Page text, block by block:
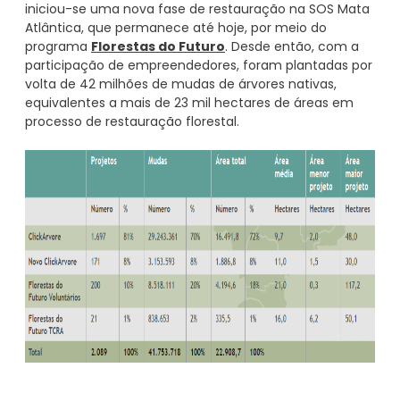
iniciou-se uma nova fase de restauração na SOS Mata
Atlântica, que permanece até hoje, por meio do
programa Florestas do Futuro. Desde então, com a
participação de empreendedores, foram plantadas por
volta de 42 milhões de mudas de árvores nativas,
equivalentes a mais de 23 mil hectares de áreas em
processo de restauração florestal.